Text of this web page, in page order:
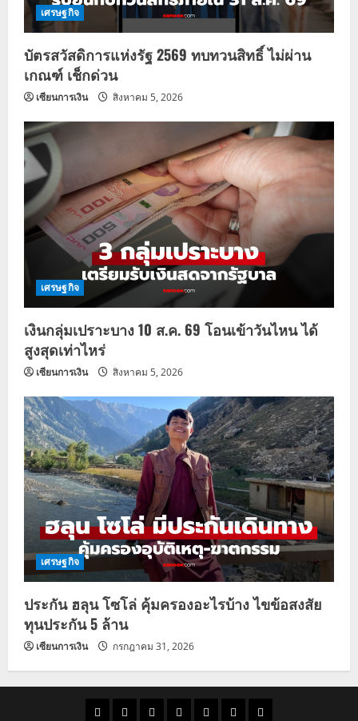
เศรษฐกิจ
บัตรสวัสดิการแห่งรัฐ 2569 ทบทวนสิทธิ์ ไม่ผ่าน
เกณฑ์ เช็กด่วน
เซียนการเงิน สิงหาคม 5, 2026
เศรษฐกิจ
เงินกลุ่มเปราะบาง 10 ส.ค. 69 โอนเข้าวันไหน ได้
สูงสุดเท่าไหร่
เซียนการเงิน สิงหาคม 5, 2026
เศรษฐกิจ
ประกัน ฮลุน โซโล่ คุ้มครองอะไรบ้าง ไขข้อสงสัย
ทุนประกัน 5 ล้าน
เซียนการเงิน กรกฎาคม 31, 2026
ราคาแนว ข่าว ข่าว ดูด ที่ ผู้ชาย